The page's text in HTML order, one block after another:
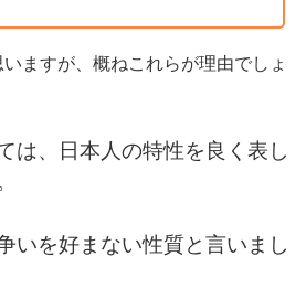
ますが、概ねこれらが理由でしょ
は、日本人の特性を良く表し
いを好まない性質と言いまし